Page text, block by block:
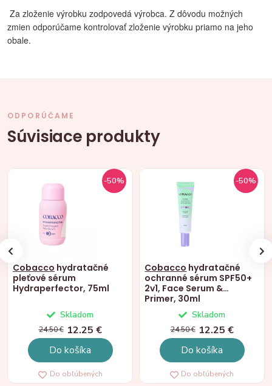
Za zloženie výrobku zodpovedá výrobca. Z dôvodu možných
zmien odporúčame kontrolovať zloženie výrobku priamo na jeho
obale.
ODPORÚČAME
Súvisiace produkty
-50%
Cobacco hydratačné
pleťové sérum
Hydraperfector, 75ml
Skladom
24.50 € 12.25 €
Do košíka
Do obľúbených
-50%
Cobacco hydratačné
ochranné sérum SPF50+
2v1, Face Serum &
Primer, 30ml
Skladom
24.50 € 12.25 €
Do košíka
Do obľúbených